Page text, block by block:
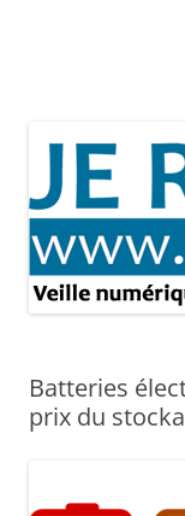
Batteries
prix du